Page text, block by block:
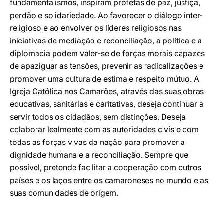
fundamentalismos, inspiram profetas de paz, justiça,
perdão e solidariedade. Ao favorecer o diálogo inter-
religioso e ao envolver os líderes religiosos nas
iniciativas de mediação e reconciliação, a política e a
diplomacia podem valer-se de forças morais capazes
de apaziguar as tensões, prevenir as radicalizações e
promover uma cultura de estima e respeito mútuo. A
Igreja Católica nos Camarões, através das suas obras
educativas, sanitárias e caritativas, deseja continuar a
servir todos os cidadãos, sem distinções. Deseja
colaborar lealmente com as autoridades civis e com
todas as forças vivas da nação para promover a
dignidade humana e a reconciliação. Sempre que
possível, pretende facilitar a cooperação com outros
países e os laços entre os camaroneses no mundo e as
suas comunidades de origem.